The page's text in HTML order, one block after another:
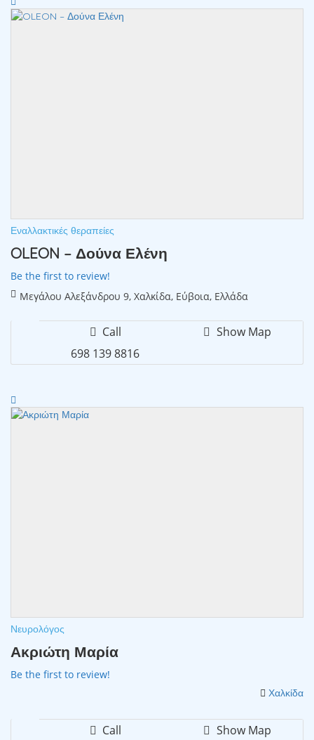
Εναλλακτικές θεραπείες
OLEON – Δούνα Ελένη
Be the first to review!
Μεγάλου Αλεξάνδρου 9, Χαλκίδα, Εύβοια, Ελλάδα
Call
698 139 8816
Show Map
Νευρολόγος
Ακριώτη Μαρία
Be the first to review!
Χαλκίδα
Call
Show Map